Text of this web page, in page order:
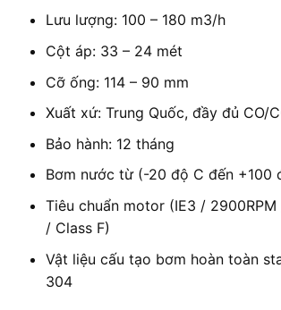
Lưu lượng: 100 – 180 m3/h
Cột áp: 33 – 24 mét
Cỡ ống: 114 – 90 mm
Xuất xứ: Trung Quốc, đầy đủ CO/
Bảo hành: 12 tháng
Bơm nước từ (-20 độ C đến +100
Tiêu chuẩn motor (IE3 /
/ Class F)
Vật liệu cấu tạo bơm hoàn toàn
304